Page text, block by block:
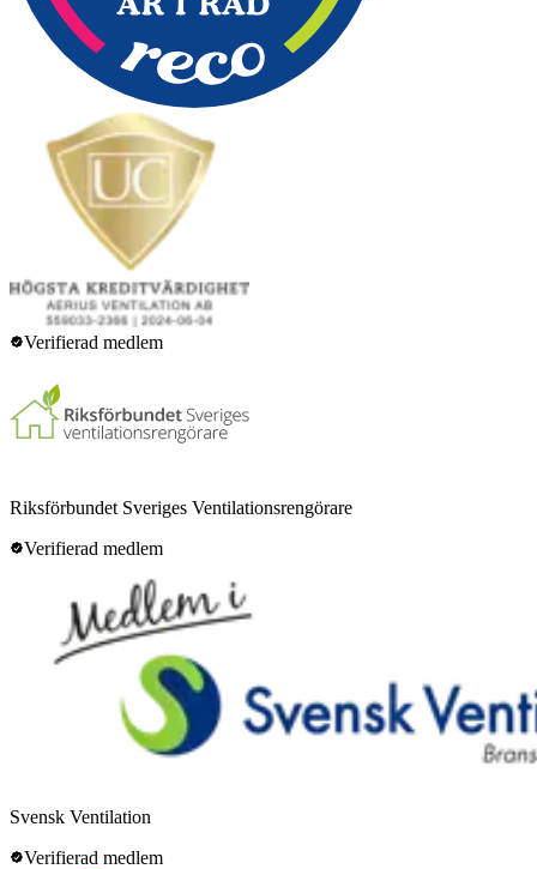
Verifierad medlem
Riksförbundet Sveriges Ventilationsrengörare
Verifierad medlem
Svensk Ventilation
Verifierad medlem